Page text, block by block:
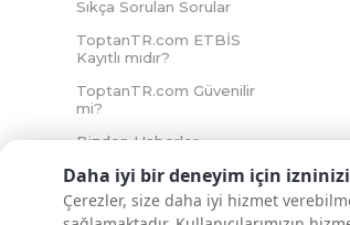
Daha iyi bir deneyim için
Çerezler, size daha iyi hizmet
Sıkça Sorulan Sorular
ToptanTR.com ETBİS
Kayıtlı mıdır?
ToptanTR.com Güvenilir
mi?
Bizden Haberler